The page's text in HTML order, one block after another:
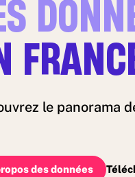
le panorama
des données